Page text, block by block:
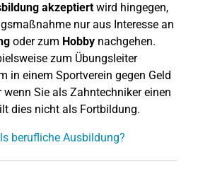
akzeptiertwird hingegen,
nur aus Interesse an
oder zum Hobby nachgehen.
zum Übungsleiter
in einem Sportverein gegen Geld
Sie als Zahntechniker einen
dies nicht als Fortbildung.
berufliche Ausbildung?